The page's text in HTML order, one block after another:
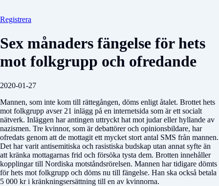
Registrera
Sex månaders fängelse för hets
mot folkgrupp och ofredande
2020-01-27
Mannen, som inte kom till rättegången, döms enligt åtalet. Brottet hets
mot folkgrupp avser 21 inlägg på en internetsida som är ett socialt
nätverk. Inläggen har antingen uttryckt hat mot judar eller hyllande av
nazismen. Tre kvinnor, som är debattörer och opinionsbildare, har
ofredats genom att de mottagit ett mycket stort antal SMS från mannen.
Det har varit antisemitiska och rasistiska budskap utan annat syfte än
att kränka mottagarnas frid och försöka tysta dem. Brotten innehåller
kopplingar till Nordiska motståndsrörelsen. Mannen har tidigare dömts
för hets mot folkgrupp och döms nu till fängelse. Han ska också betala
5 000 kr i kränkningsersättning till en av kvinnorna.